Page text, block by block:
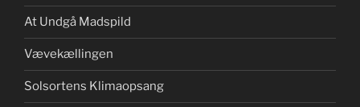
At Undgå Madspild
Vævekællingen
Solsortens Klimaopsang